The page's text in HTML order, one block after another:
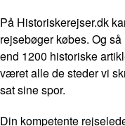
På Historiskerejser.dk
rejsebøger købes. Og
end 1200 historiske
været alle de steder vi
sat sine spor.
Din kompetente